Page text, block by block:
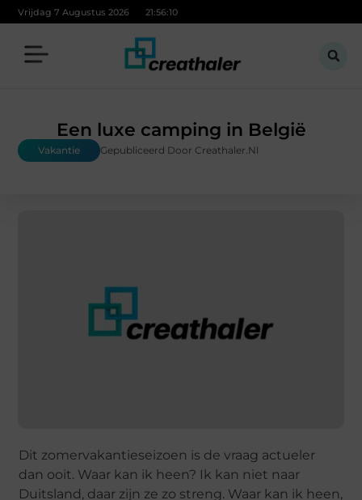
Vrijdag 7 Augustus 2026 21:56:10
Een luxe camping in België
Vakantie Gepubliceerd Door Creathaler.nl
Dit zomervakantieseizoen is de vraag actueler
dan ooit. Waar kan ik heen? Ik kan niet naar
Duitsland, daar zijn ze zo streng. Waar kan ik heen,